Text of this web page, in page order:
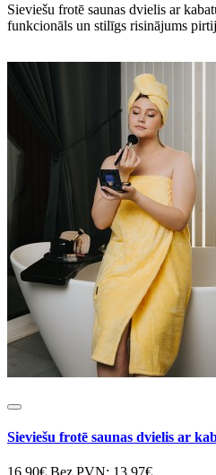
Sieviešu frotē saunas dvielis ar
funkcionāls un stilīgs risinājums
Sieviešu frotē saunas dvielis ar
16.90€ Bez PVN: 13.97€